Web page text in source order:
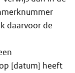
daarvoor de
[datum] heeft